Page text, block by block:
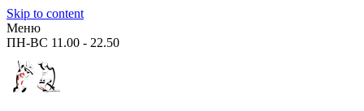
Skip to content
Меню
ПН-ВС 11.00 - 22.50